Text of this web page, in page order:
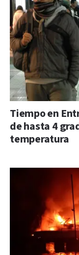
Tiempo en
de hasta 4
temperatura